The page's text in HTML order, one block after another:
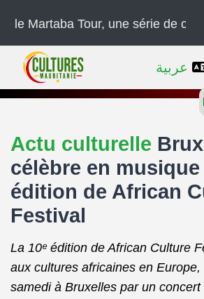
Tour, une série de concerts à
عربية
Actu culturelle
célèbre en musique
édition de African
Festival
La 10ᵉ édition de African Culture
aux cultures africaines en Europe,
samedi à Bruxelles par un